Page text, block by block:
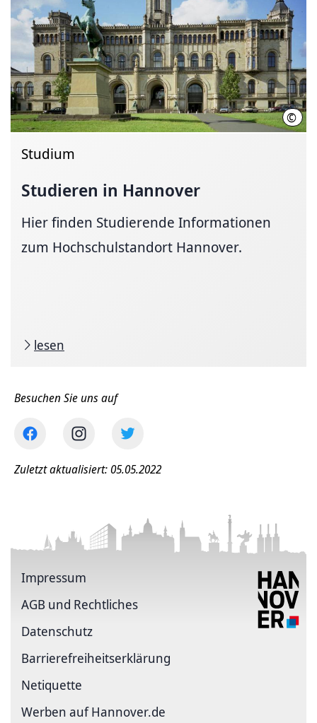
©
Studium
Studieren in Hannover
Hier finden Studierende Informationen
zum Hochschulstandort Hannover.
lesen
Besuchen Sie uns auf
Zuletzt aktualisiert: 05.05.2022
Impressum
AGB und Rechtliches
Datenschutz
Barriere­freiheits­erklärung
Netiquette
Werben auf Hannover.de